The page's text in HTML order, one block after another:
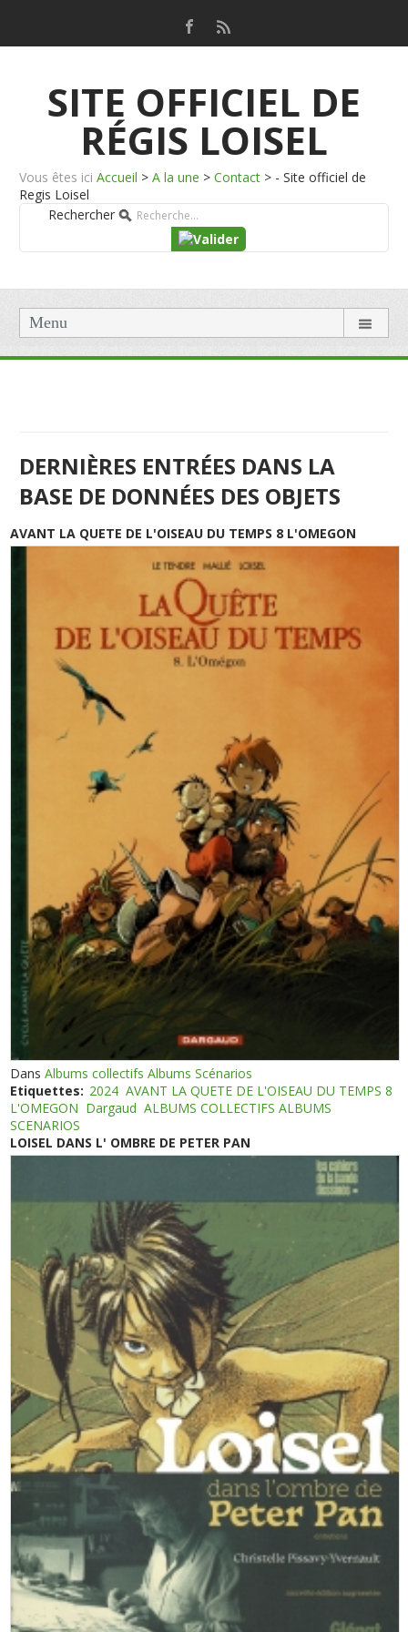
SITE OFFICIEL DE
RÉGIS LOISEL
Vous êtes ici Accueil > A la une > Contact > - Site officiel de
Regis Loisel
Rechercher
Menu
DERNIÈRES ENTRÉES DANS LA
BASE DE DONNÉES DES OBJETS
AVANT LA QUETE DE L'OISEAU DU TEMPS 8 L'OMEGON
DansAlbums collectifs Albums Scénarios
Etiquettes: 2024 AVANT LA QUETE DE L'OISEAU DU TEMPS 8
L'OMEGON Dargaud ALBUMS COLLECTIFS ALBUMS
SCENARIOS
LOISEL DANS L' OMBRE DE PETER PAN